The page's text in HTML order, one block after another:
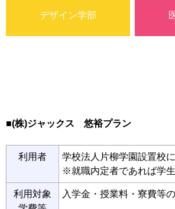
デザイン学部
■(株)ジャックス 悠裕プラン
利用者
学校法人片柳学園設置校
※就職内定者であれば学
利用対象
入学金・授業料・寮費等